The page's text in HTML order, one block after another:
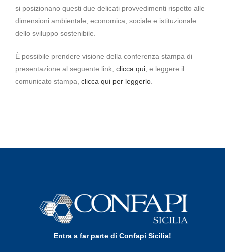
si posizionano questi due delicati provvedimenti rispetto alle
dimensioni ambientale, economica, sociale e istituzionale
dello sviluppo sostenibile.
È possibile prendere visione della conferenza stampa di
presentazione al seguente link, clicca qui , e leggere il
comunicato stampa, clicca qui per leggerlo
Entra a far parte di Confapi Sicilia!